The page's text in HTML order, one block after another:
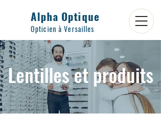
Alpha Optique
Opticien à Versailles
Lentilles et produits